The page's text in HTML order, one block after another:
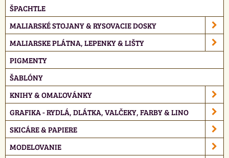
ŠPACHTLE
MALIARSKÉ STOJANY & RYSOVACIE DOSKY
MALIARSKE PLÁTNA, LEPENKY & LIŠTY
PIGMENTY
ŠABLÓNY
KNIHY & OMAĽOVÁNKY
GRAFIKA - RYDLÁ, DLÁTKA, VALČEKY, FARBY & LINO
SKICÁRE & PAPIERE
MODELOVANIE